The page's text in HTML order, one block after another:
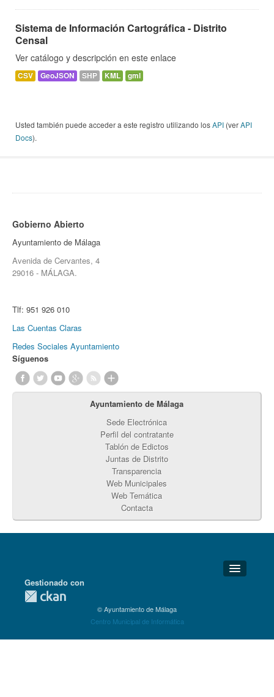
Sistema de Información Cartográfica - Distrito
Censal
Ver catálogo y descripción en este enlace
CSV GeoJSON SHP KML gml
Usted también puede acceder a este registro utilizando losAPI (verAPI
Docs).
Gobierno Abierto
Ayuntamiento de Málaga
Avenida de Cervantes, 4
29016 - MÁLAGA.
Tlf: 951 926 010
Las Cuentas Claras
Redes Sociales Ayuntamiento
Síguenos
Ayuntamiento de Málaga
Sede Electrónica
Perfil del contratante
Tablón de Edictos
Juntas de Distrito
Transparencia
Web Municipales
Web Temática
Contacta
Detalles Técnicos
Gestionado con
© Ayuntamiento de Málaga
Centro Municipal de Informática